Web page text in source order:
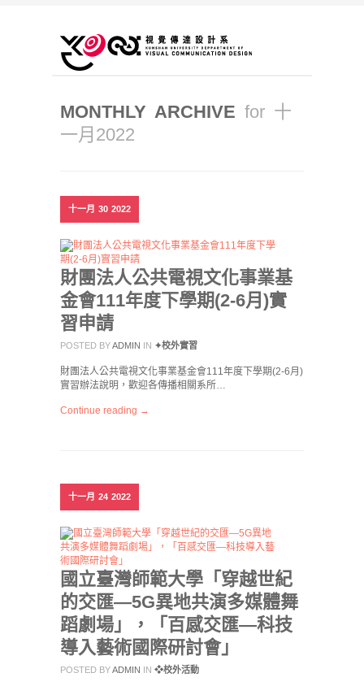
MONTHLY ARCHIVE for 十
一月2022
十一月 30 2022
財團法人公共電視文化事業基
金會111年度下學期(2-6月)實
習申請
POSTED BYADMIN IN ✦校外實習
財團法人公共電視文化事業基金會111年度下學期(2-6月)
實習辦法說明，歡迎各傳播相關系所…
Continue reading →
十一月 24 2022
國立臺灣師範大學「穿越世紀
的交匯—5G異地共演多媒體舞
蹈劇場」，「百感交匯—科技
導入藝術國際研討會」
POSTED BYADMIN IN ❖校外活動